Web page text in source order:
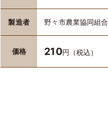
製造者 野々市農業協同組合
価格 210円（税込）